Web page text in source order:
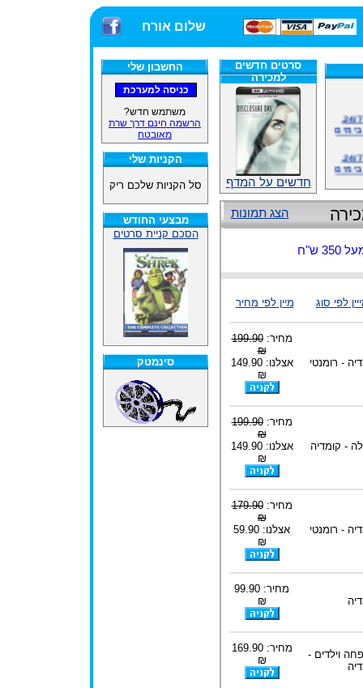
שלום אורח
החשבון שלי
משתמש חדש?
הרשמה חינם דרך שרת
מאובטח
הקניות שלי
סל הקניות שלכם ריק
מבצעי החודש
הסכם קניית סרטים
סינמטק
סרטים חדשים
למכירה
חדשים על המדף
הצג תמונות
ש"ח
לפי סוג מיין לפי מחיר
- רומנטי
מחיר:199.90
₪
אצלנו: 149.90
₪
- קומדיה
מחיר:199.90
₪
אצלנו: 149.90
₪
- רומנטי
מחיר:179.90
₪
אצלנו: 59.90
₪
מחיר: 99.90
₪
וילדים -
מחיר: 169.90
₪